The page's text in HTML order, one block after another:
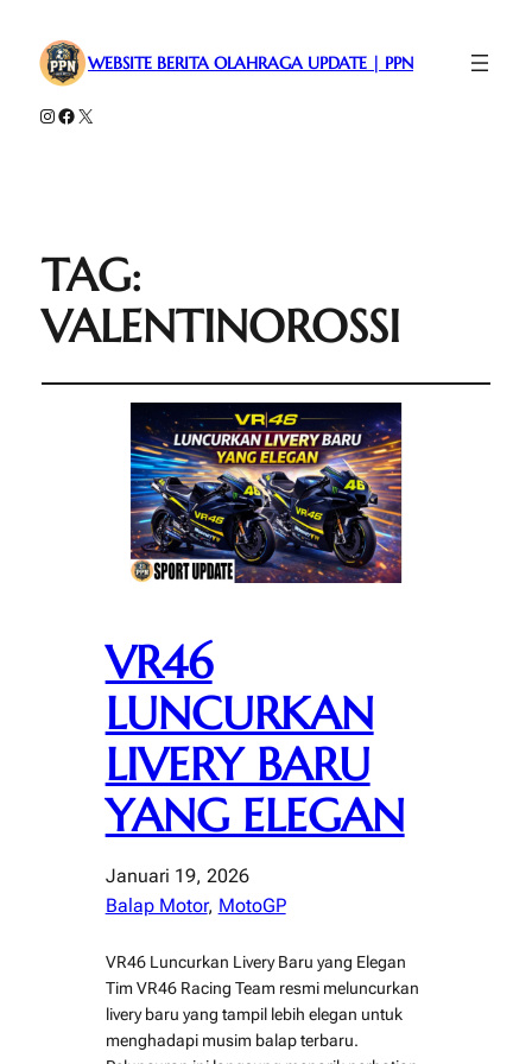
WEBSITE BERITA OLAHRAGA UPDATE | PPN
Instagram
Facebook
X
TAG:
VALENTINOROSSI
VR46
LUNCURKAN
LIVERY BARU
YANG ELEGAN
Januari 19, 2026
Balap Motor, MotoGP
VR46 Luncurkan Livery Baru yang Elegan
Tim VR46 Racing Team resmi meluncurkan
livery baru yang tampil lebih elegan untuk
menghadapi musim balap terbaru.